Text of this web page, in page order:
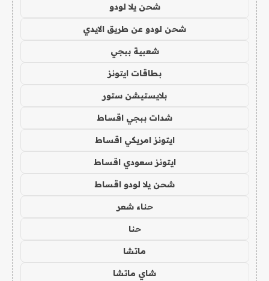
شحن يلا لودو
شحن لودو عن طريق الايدي
شعبية ببجي
بطاقات ايتونز
بلايستيشن ستور
شدات ببجي اقساط
ايتونز امريكي اقساط
ايتونز سعودي اقساط
شحن يلا لودو اقساط
حناء شعر
حنا
ماتشا
شاي ماتشا